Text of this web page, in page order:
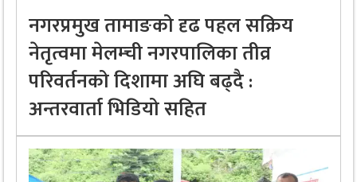
नगरप्रमुख तामाङको दृढ पहल सक्रिय
नेतृत्वमा मेलम्ची नगरपालिका तीव्र
परिवर्तनको दिशामा अघि बढ्दै :
अन्तरवार्ता भिडियो सहित